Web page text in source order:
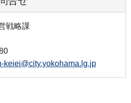
戦略課
keiei@city.yokohama.lg.jp